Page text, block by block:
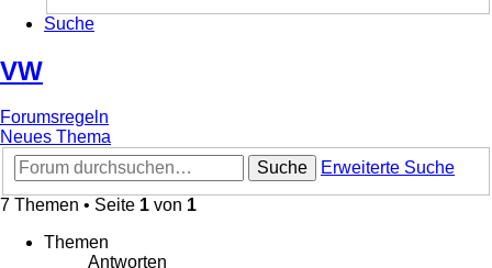
Suche
VW
Forumsregeln
Neues Thema
Suche
Erweiterte Suche
7 Themen • Seite 1 von 1
Themen
Antworten